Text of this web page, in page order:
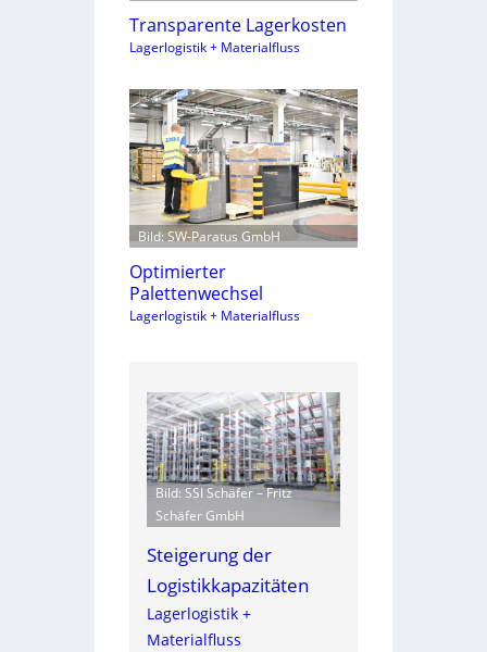
Transparente Lagerkosten
Lagerlogistik + Materialfluss
Bild: SW-Paratus GmbH
Optimierter
Palettenwechsel
Lagerlogistik + Materialfluss
Bild: SSI Schäfer – Fritz
Schäfer GmbH
Steigerung der
Logistikkapazitäten
Lagerlogistik +
Materialfluss